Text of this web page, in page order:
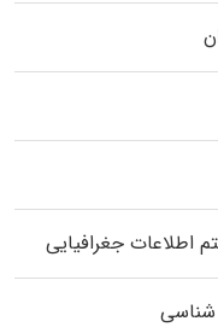
اطلاعات جغرافیایی
شناسی